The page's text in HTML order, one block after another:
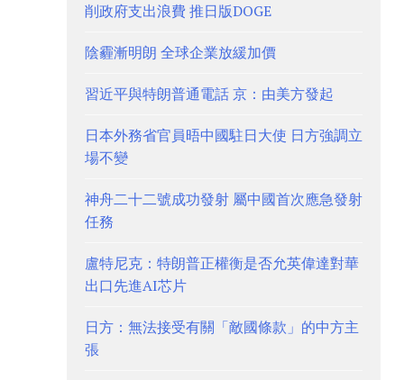
削政府支出浪費 推日版DOGE
陰霾漸明朗 全球企業放緩加價
習近平與特朗普通電話 京：由美方發起
日本外務省官員晤中國駐日大使 日方強調立
場不變
神舟二十二號成功發射 屬中國首次應急發射
任務
盧特尼克：特朗普正權衡是否允英偉達對華
出口先進AI芯片
日方：無法接受有關「敵國條款」的中方主
張